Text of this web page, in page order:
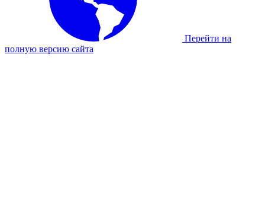
Перейти на
полную версию сайта